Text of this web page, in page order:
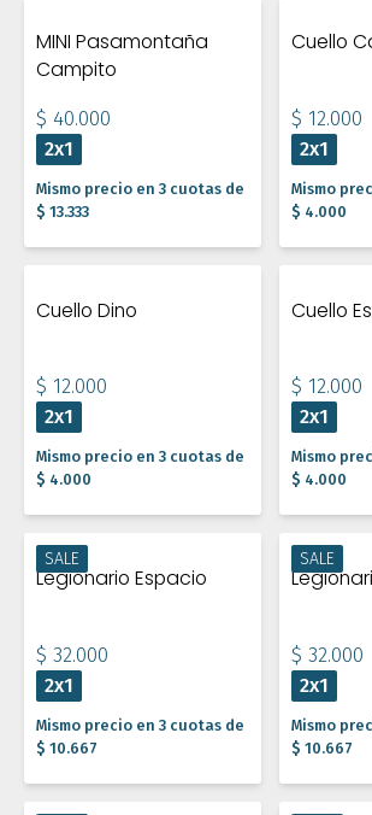
MINI Pasamontaña
Campito
$ 40.000
2x1
Mismo precio en 3 cuotas de
$ 13.333
Cuello
$ 12.000
2x1
Mismo
$ 4.000
Cuello Dino
$ 12.000
2x1
Mismo precio en 3 cuotas de
$ 4.000
Cuello
$ 12.000
2x1
Mismo
$ 4.000
SALE
Legionario Espacio
$ 32.000
2x1
Mismo precio en 3 cuotas de
$ 10.667
SALE
$ 32.000
2x1
Mismo
$ 10.667